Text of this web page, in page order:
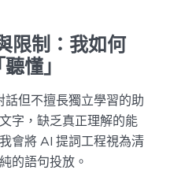
限制：我如何
懂」
但不擅長獨立學習的助
字，缺乏真正理解的能
會將 AI 提詞工程視為清
的語句投放。